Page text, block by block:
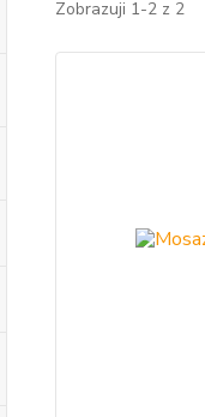
Zobrazuji 1-2 z 2